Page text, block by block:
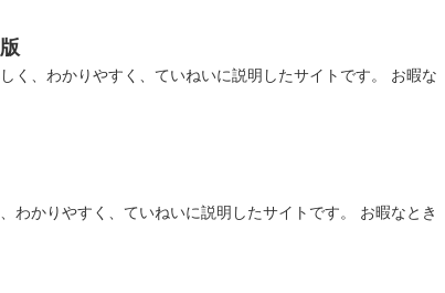
く、わかりやすく、ていねいに説明したサイトです。 お暇な
わかりやすく、ていねいに説明したサイトです。 お暇なとき